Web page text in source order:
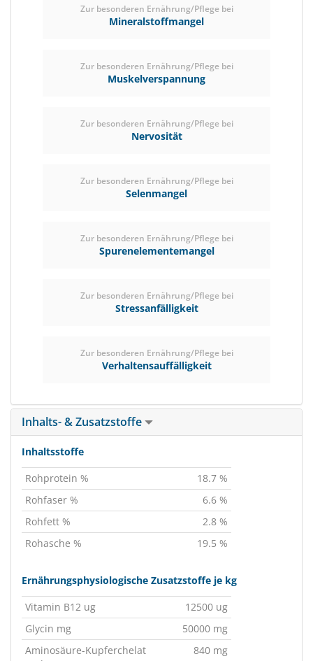
Zur besonderen Ernährung/Pflege bei
Mineralstoffmangel
Zur besonderen Ernährung/Pflege bei
Muskelverspannung
Zur besonderen Ernährung/Pflege bei
Nervosität
Zur besonderen Ernährung/Pflege bei
Selenmangel
Zur besonderen Ernährung/Pflege bei
Spurenelementemangel
Zur besonderen Ernährung/Pflege bei
Stressanfälligkeit
Zur besonderen Ernährung/Pflege bei
Verhaltensauffälligkeit
Inhalts- & Zusatzstoffe
Inhaltsstoffe
Rohprotein %
18.7 %
Rohfaser %
6.6 %
Rohfett %
2.8 %
Rohasche %
19.5 %
Ernährungsphysiologische Zusatzstoffe je kg
Vitamin B12 ug
12500 ug
Glycin mg
50000 mg
Aminosäure-Kupferchelat
840 mg